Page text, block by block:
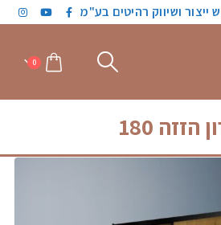
ייצור ושיווק רהיטים בע"מ
0
הזזה 180